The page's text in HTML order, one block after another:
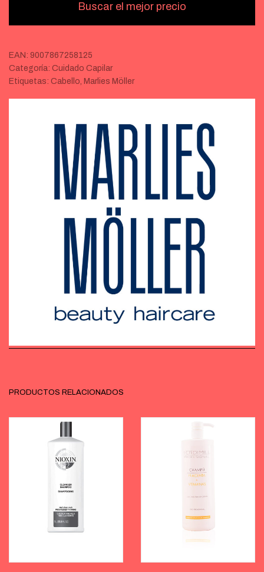
Buscar el mejor precio
EAN: 9007867258125
Categoría: Cuidado Capilar
Etiquetas: Cabello, Marlies Möller
PRODUCTOS RELACIONADOS